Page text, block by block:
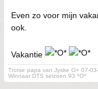
Even zo voor mijn
ook.
Vakantie
Trotse papa van Jyske O+ 07-
Winnaar DTS seizoen 93 *O*